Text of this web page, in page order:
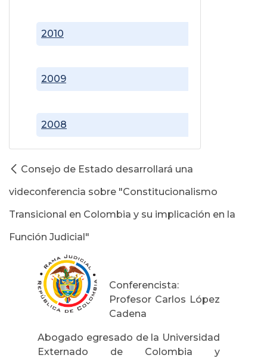
2008
2009
2010
Consejo de Estado desarrollará una
videconferencia sobre "Constitucionalismo
Transicional en Colombia y su implicación en la
Función Judicial"
Conferencista:
Profesor Carlos López
Cadena
Abogado egresado de la Universidad
Externado de Colombia y